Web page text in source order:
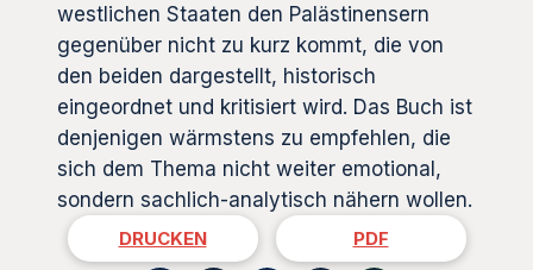
westlichen Staaten den Palästinensern
gegenüber nicht zu kurz kommt, die von
den beiden dargestellt, historisch
eingeordnet und kritisiert wird. Das Buch ist
denjenigen wärmstens zu empfehlen, die
sich dem Thema nicht weiter emotional,
sondern sachlich-analytisch nähern wollen.
DRUCKEN PDF